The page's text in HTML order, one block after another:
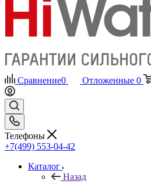
Сравнение0 Отложенные 0
Телефоны
+7(499) 553-04-42
Каталог
Назад